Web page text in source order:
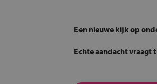
Een nieuwe kijk op
Echte aandacht vraagt